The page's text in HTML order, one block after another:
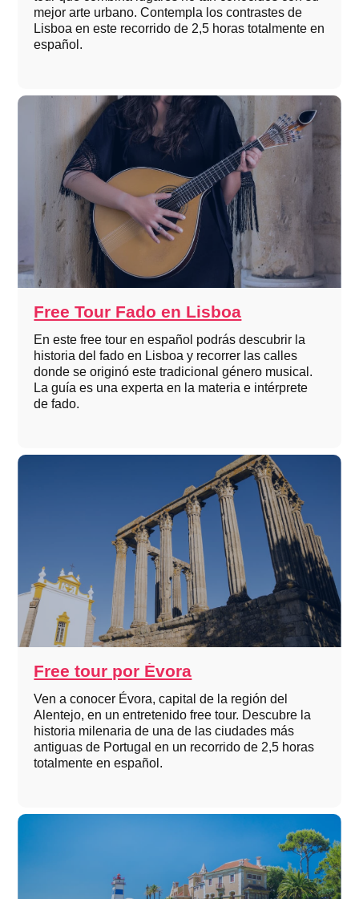
mejor arte urbano. Contempla los contrastes de
Lisboa en este recorrido de 2,5 horas totalmente en
español.
Free Tour Fado en Lisboa
En este free tour en español podrás descubrir la
historia del fado en Lisboa y recorrer las calles
donde se originó este tradicional género musical.
La guía es una experta en la materia e intérprete
de fado.
Free tour por Évora
Ven a conocer Évora, capital de la región del
Alentejo, en un entretenido free tour. Descubre la
historia milenaria de una de las ciudades más
antiguas de Portugal en un recorrido de 2,5 horas
totalmente en español.